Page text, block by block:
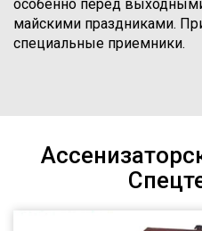
особенно перед
майскими праздниками.
специальные приемники.